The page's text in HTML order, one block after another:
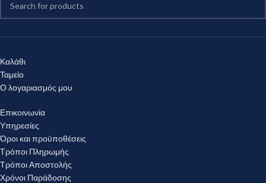
Καλάθι
Ταμείο
Ο λογαριασμός μου
Επικοινωνία
Υπηρεσίες
Όροι και προϋποθέσεις
Τρόποι Πληρωμής
Τρόποι Αποστολής
Χρόνοι Παράδοσης